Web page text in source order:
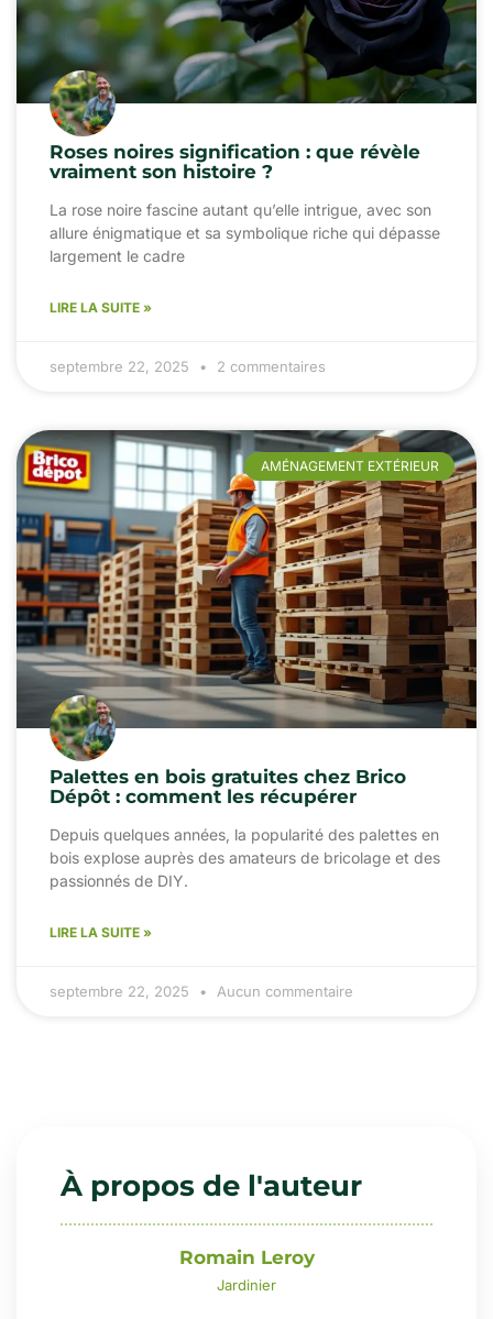
Roses noires signification : que révèle
vraiment son histoire ?
La rose noire fascine autant qu’elle intrigue, avec son
allure énigmatique et sa symbolique riche qui dépasse
largement le cadre
LIRE LA SUITE »
septembre 22, 2025 2 commentaires
AMÉNAGEMENT EXTÉRIEUR
Palettes en bois gratuites chez Brico
Dépôt : comment les récupérer
Depuis quelques années, la popularité des palettes en
bois explose auprès des amateurs de bricolage et des
passionnés de DIY.
LIRE LA SUITE »
septembre 22, 2025 Aucun commentaire
À propos de l'auteur
Romain Leroy
Jardinier